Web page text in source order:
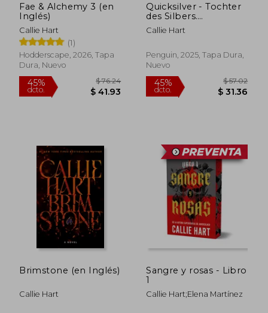
Fae & Alchemy 3 (en
Inglés)
Callie Hart
(1)
Hodderscape, 2026, Tapa
Dura, Nuevo
Quicksilver - Tochter
des Silbers.
Gefangener der
Schatten (en Alemán)
Callie Hart
Penguin, 2025, Tapa Dura,
Nuevo
Brimstone (en Inglés)
Callie Hart
Sangre y rosas - Libro
1
Callie Hart;Elena Martínez